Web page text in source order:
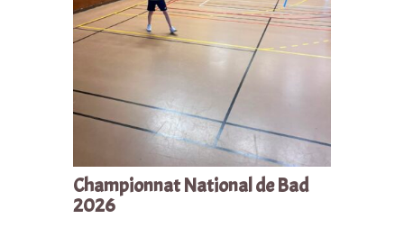
Championnat National de Bad
2026